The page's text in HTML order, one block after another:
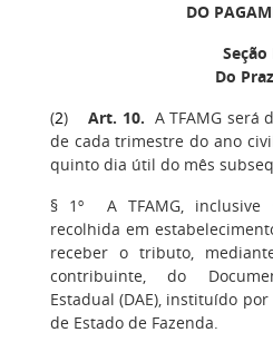
DO
Seção
Do
(2) Art. 10. A TFAMG
de cada trimestre do ano
quinto dia útil do mês
§ 1º A TFAMG, inclusive
recolhida em
receber o tributo,
contribuinte, do
Estadual (DAE), instituído
de Estado de Fazenda.